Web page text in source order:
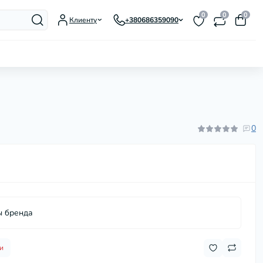
Клиенту +380686359090
0 0 0
0
бренда